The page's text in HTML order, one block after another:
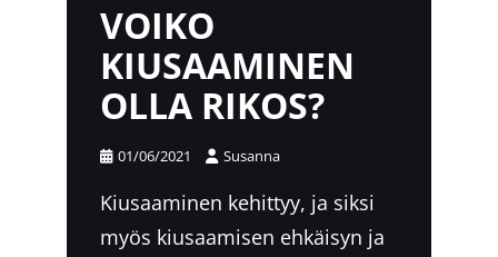
Links
VOIKO
KIUSAAMINEN
OLLA RIKOS?
Posted
01/06/2021 Susanna
Kiusaaminen kehittyy, ja siksi
myös kiusaamisen ehkäisyn ja